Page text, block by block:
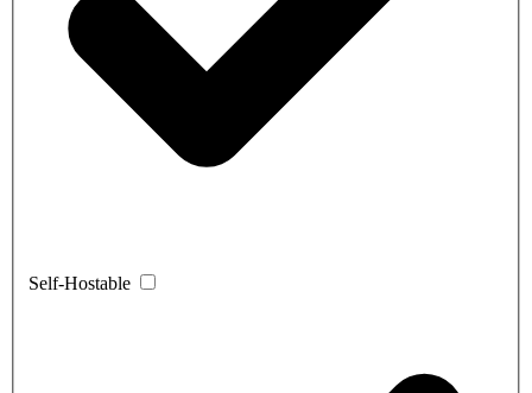
Self-Hostable